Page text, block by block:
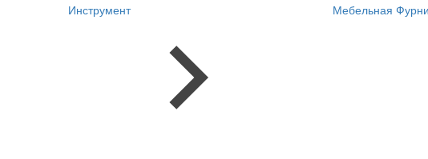
Инструмент Мебельная